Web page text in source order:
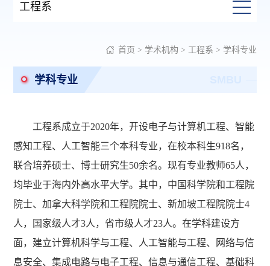
工程系
首页 > 学术机构 > 工程系 > 学科专业
学科专业
工程系成立于2020年，开设电子与计算机工程、智能
感知工程、人工智能三个本科专业，在校本科生918名 ，
联合培养硕士、博士研究生50余名。现有专业教师65人，
均毕业于海内外高水平大学。其中， 中国科学院和工程院
院士、加拿大科学院和工程院院士、新加坡工程院院士4
人，国家级人才3人，省市级人才23人。在学科建设方
面， 建立计算机科学与工程、人工智能与工程、
网络与信
息安全、集成电路与电子工程、信息与通信工程、基础科